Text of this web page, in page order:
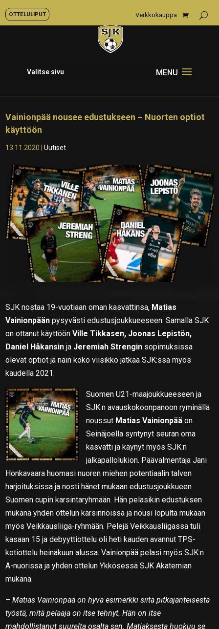
OTTELULIPUT Verkkokauppa
Valitse sivu
Vainionpää nousee edustukseen – Nuorten optiot
käyttöön
13.11.2020 |Uutiset
SJK nostaa 19-vuotiaan oman kasvattinsa, Matias
Vainionpään pysyvästi edustusjoukkueeseen. Samalla SJK
on ottanut käyttöönVille Tikkasen, Joonas Lepistön,
Daniel Håkansin ja Jeremiah Strengin sopimuksissa
olevat optiot ja näin koko viisikko jatkaa SJK:ssa myös
kaudella 2021.
Suomen U21-maajoukkueeseen ja
SJK:n avauskokoonpanoon ryminällä
noussut Matias Vainionpää on
Seinäjoella syntynyt seuran oma
kasvatti ja käynyt myös SJK:n
jalkapallolukion. Päävalmentaja Jani
Honkavaara huomasi nuoren miehen potentiaalin talven
harjoituksissa ja nosti hänet mukaan edustusjoukkueen
Suomen cupin karsintaryhmään. Hän pelasikin edustuksen
mukana yhden ottelun karsinnoissa ja nousi lopulta mukaan
myös Veikkausliiga-ryhmään. Pelejä Veikkausliigassa tuli
kasaan 15 ja debyyttiottelu oli heti kauden avannut TPS-
kotiottelu heinäkuun alussa. Vainionpää pelasi myös SJK:n
A-nuorissa ja yhden ottelun Ykkösessä SJK Akatemian
mukana.
–Matias Vainionpää on hyvä esimerkki siitä pitkäjänteisestä
työstä, mitä pelaaja on itse tehnyt. Hän on itse
mahdollistanut suurelta osalta sen. Matiaksesta huokuu se